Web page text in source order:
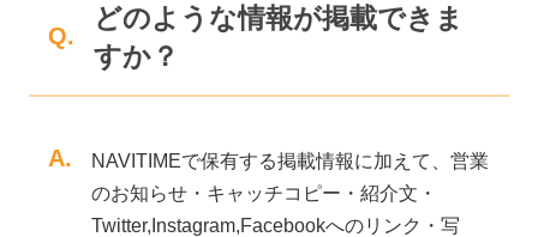
Q.
どのような情報が掲載できま
すか？
A.
NAVITIMEで保有する掲載情報に加えて、営業
のお知らせ・キャッチコピー・紹介文・
Twitter,Instagram,Facebookへのリンク・写